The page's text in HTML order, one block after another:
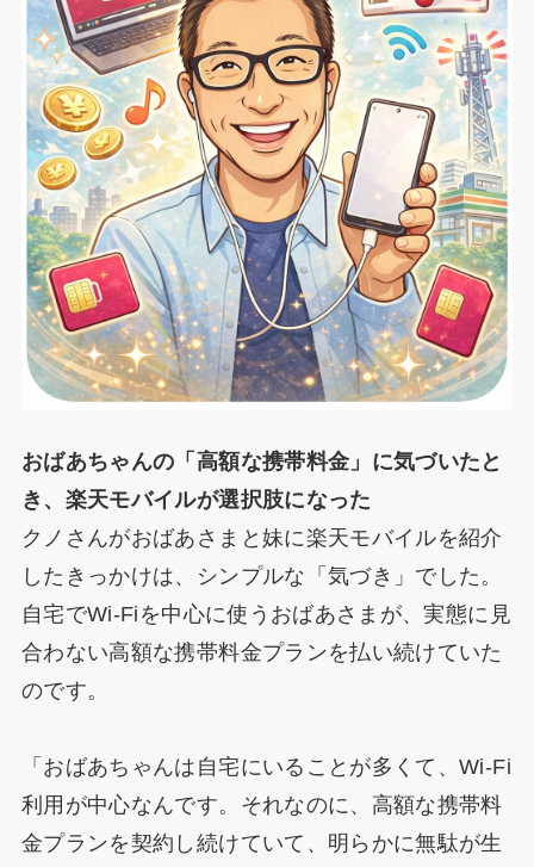
おばあちゃんの「高額な携帯料金」に気づいたと
き、楽天モバイルが選択肢になった
クノさんがおばあさまと妹に楽天モバイルを紹介
したきっかけは、シンプルな「気づき」でした。
自宅でWi-Fiを中心に使うおばあさまが、実態に見
合わない高額な携帯料金プランを払い続けていた
のです。
「おばあちゃんは自宅にいることが多くて、Wi-Fi
利用が中心なんです。それなのに、高額な携帯料
金プランを契約し続けていて、明らかに無駄が生